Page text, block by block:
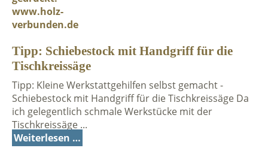
Tipp: Schiebestock mit Handgriff für die
Tischkreissäge
Tipp: Kleine Werkstattgehilfen selbst gemacht -
Schiebestock mit Handgriff für die Tischkreissäge Da
ich gelegentlich schmale Werkstücke mit der
Tischkreissäge ...
Weiterlesen …